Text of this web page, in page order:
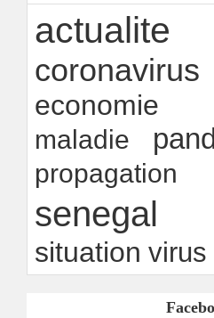
innovation
24/07/2026 -Ndakhté M. GAYE
actualite
coronavirus
economie
maladie
propagation
senegal
situation virus